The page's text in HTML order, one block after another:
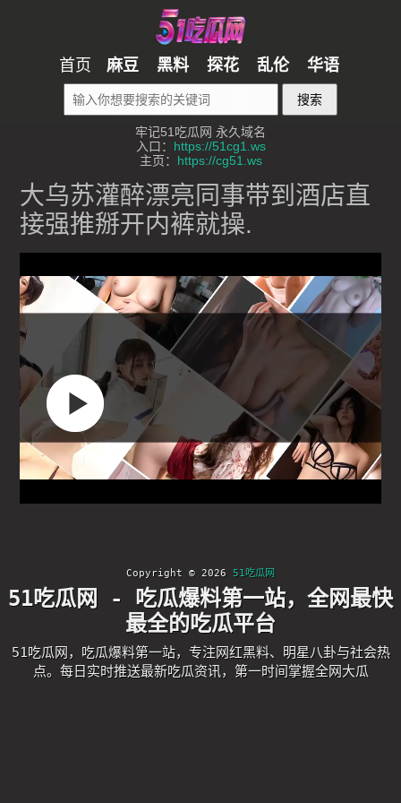
首页 麻豆 黑料 探花 乱伦 华语
搜索
牢记51吃瓜网 永久域名
入口： https://51cg1.ws
主页： https://cg51.ws
大乌苏灌醉漂亮同事带到酒店直
接强推掰开内裤就操.
Copyright © 2026 51吃瓜网
51吃瓜网 - 吃瓜爆料第一站，全网最快
最全的吃瓜平台
51吃瓜网，吃瓜爆料第一站，专注网红黑料、明星八卦与社会热
点。每日实时推送最新吃瓜资讯，第一时间掌握全网大瓜